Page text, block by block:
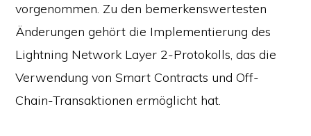
vorgenommen. Zu den bemerkenswertesten
Änderungen gehört die Implementierung des
Lightning Network Layer 2-Protokolls, das die
Verwendung von Smart Contracts und Off-
Chain-Transaktionen ermöglicht hat.
Firmennummer 10490224
Anschrift: 2nd Floor 167-169 Great Portland Street, London, Vereinigtes
dar. Die Wertentwicklung in der Vergangenheit ist kein Indikator für
zukünftige Ergebnisse. Investitionen in Kryptowährungen sind mit Risiken